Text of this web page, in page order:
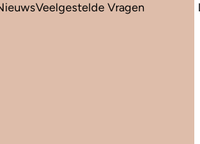
Veelgestelde Vragen